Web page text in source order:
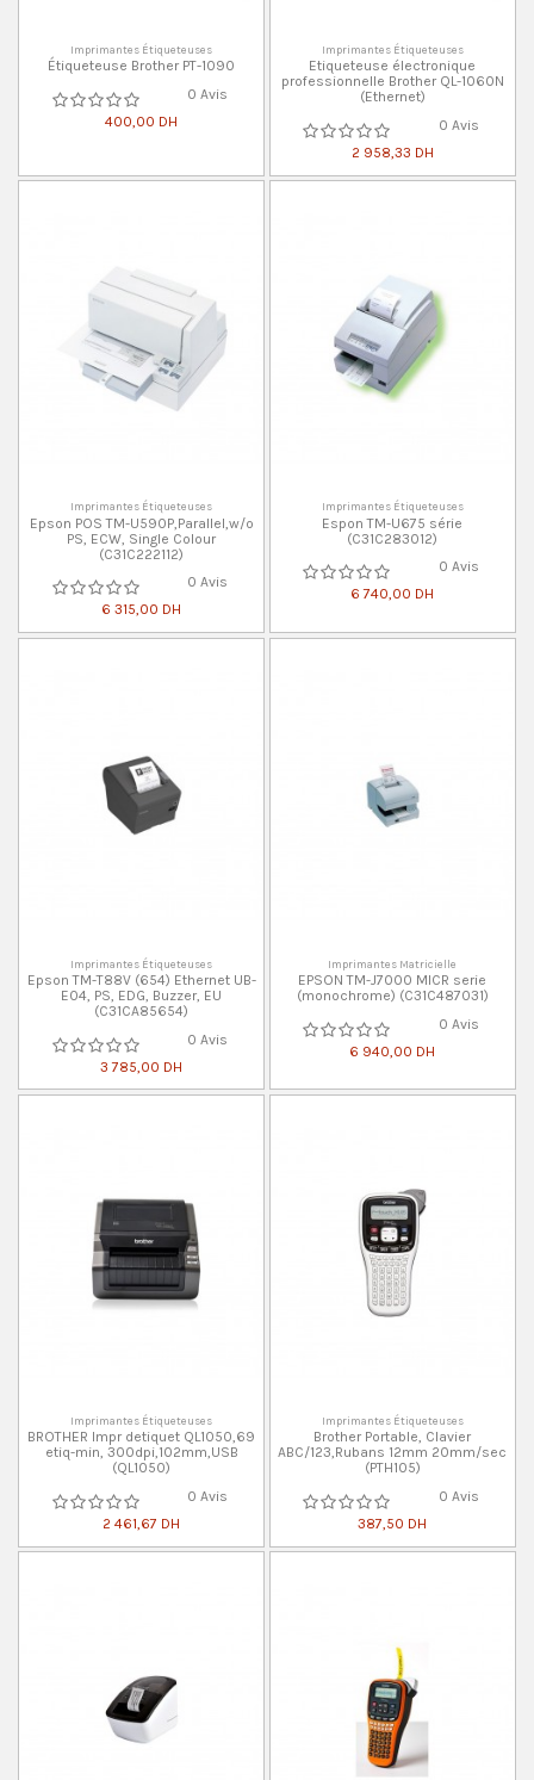
Imprimantes Étiqueteuses
Étiqueteuse Brother PT-1090
0 Avis
400,00 DH
Imprimantes Étiqueteuses
Etiqueteuse électronique
professionnelle Brother QL-1060N
(Ethernet)
0 Avis
2 958,33 DH
Imprimantes Étiqueteuses
Epson POS TM-U590P,Parallel,w/o
PS, ECW, Single Colour
(C31C222112)
0 Avis
6 315,00 DH
Imprimantes Étiqueteuses
Espon TM-U675 série
(C31C283012)
0 Avis
6 740,00 DH
Imprimantes Étiqueteuses
Epson TM-T88V (654) Ethernet UB-
E04, PS, EDG, Buzzer, EU
(C31CA85654)
0 Avis
3 785,00 DH
Imprimantes Matricielle
EPSON TM-J7000 MICR serie
(monochrome) (C31C487031)
0 Avis
6 940,00 DH
Imprimantes Étiqueteuses
BROTHER Impr detiquet QL1050,69
etiq-min, 300dpi,102mm,USB
(QL1050)
0 Avis
2 461,67 DH
Imprimantes Étiqueteuses
Brother Portable, Clavier
ABC/123,Rubans 12mm 20mm/sec
(PTH105)
0 Avis
387,50 DH